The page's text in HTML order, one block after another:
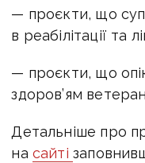
— проєкти, що
в реабілітації та
— проєкти, що
здоров’ям
Детальніше про
на сайті